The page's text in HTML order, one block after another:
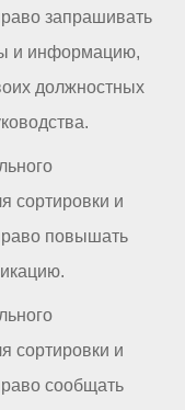
запрашивать
и информацию,
должностных
сортировки и
повышать
сортировки и
сообщать